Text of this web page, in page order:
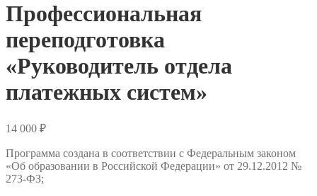
Профессиональная
переподготовка
«Руководитель отдела
платежных систем»
14 000 ₽
Программа создана в соответствии с Федеральным законом
«Об образовании в Российской Федерации» от 29.12.2012 №
273-ФЗ;